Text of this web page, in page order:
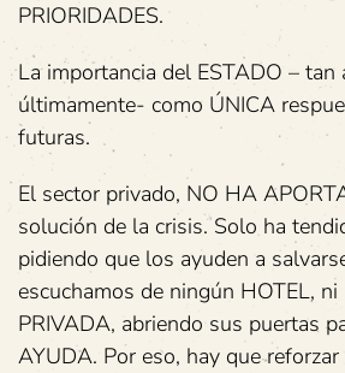
PRIORIDADES.
La importancia del ESTADO – tan
últimamente- como ÚNICA
futuras.
El sector privado, NO HA
solución de la crisis. Solo ha
pidiendo que los ayuden a
escuchamos de ningún HOTEL,
PRIVADA, abriendo sus puertas
AYUDA. Por eso, hay que reforzar